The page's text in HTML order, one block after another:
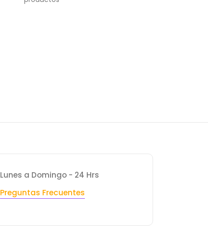
Lunes a Domingo - 24 Hrs
Preguntas Frecuentes